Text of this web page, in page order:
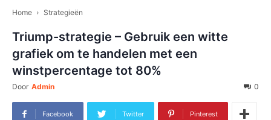
Home Strategieën
Triump-strategie – Gebruik een witte
grafiek om te handelen met een
winstpercentage tot 80%
Door Admin 0
Facebook Twitter Pinterest